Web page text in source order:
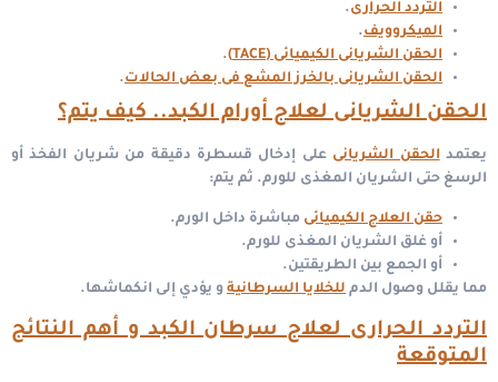
التردد الحرارى.
الميكروويف.
الحقن الشريانى الكيميائى (TACE)
.
الحقن الشريانى بالخرز المشع فى بعض الحالات.
الحقن الشريانى لعلاج أورام الكبد.. كيف يتم؟
يعتمدالحقن الشريانى على إدخال قسطرة دقيقة من شريان الفخذ أو
الرسغ حتى الشريان المغذى للورم. ثم يتم:
حقن العلاج الكيميائى مباشرة داخل الورم.
أو غلق الشريان المغذى للورم.
أو الجمع بين الطريقتين.
مما يقلل وصول الدم للخلايا السرطانية و يؤدي إلى انكماشها.
التردد الحرارى لعلاج سرطان الكبد و أهم النتائج
المتوقعة